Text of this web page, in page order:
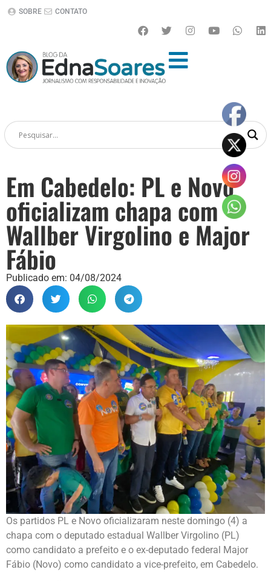
SOBRE CONTATO
Em Cabedelo: PL e Novo
oficializam chapa com
Wallber Virgolino e Major
Fábio
Publicado em: 04/08/2024
Os partidos PL e Novo oficializaram neste domingo (4) a
chapa com o deputado estadual Wallber Virgolino (PL)
como candidato a prefeito e o ex-deputado federal Major
Fábio (Novo) como candidato a vice-prefeito, em Cabedelo.